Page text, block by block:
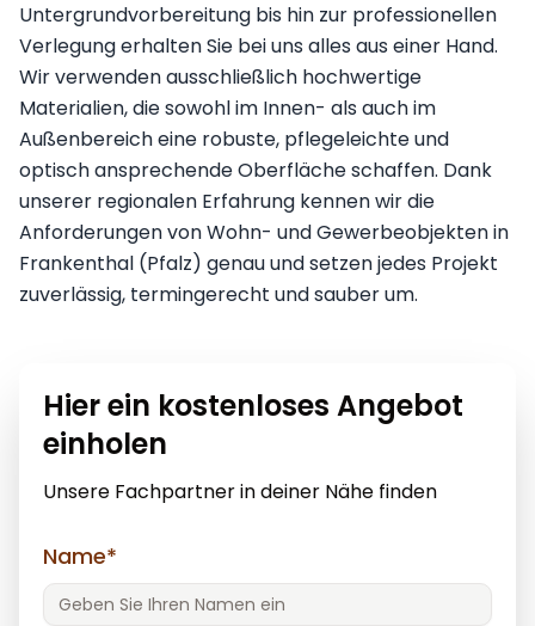
Untergrundvorbereitung bis hin zur professionellen
Verlegung erhalten Sie bei uns alles aus einer Hand.
Wir verwenden ausschließlich hochwertige
Materialien, die sowohl im Innen- als auch im
Außenbereich eine robuste, pflegeleichte und
optisch ansprechende Oberfläche schaffen. Dank
unserer regionalen Erfahrung kennen wir die
Anforderungen von Wohn- und Gewerbeobjekten in
Frankenthal (Pfalz) genau und setzen jedes Projekt
zuverlässig, termingerecht und sauber um.
Hier ein kostenloses Angebot
einholen
Unsere Fachpartner in deiner Nähe finden
Name*